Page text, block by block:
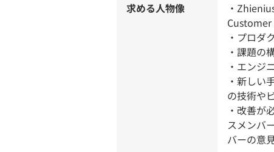
求める人物像
・
Customer
・プロ
・課題の
・エンジ
・新しい
の技術や
・改善が
スメンバ
バーの意